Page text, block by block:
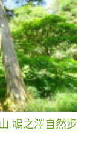
鳩之澤自然步